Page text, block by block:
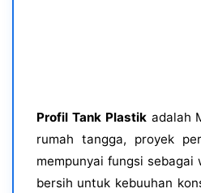
Profil Tank Plastik adalah
rumah tangga, proyek
mempunyai fungsi
bersih untuk kebuuhan